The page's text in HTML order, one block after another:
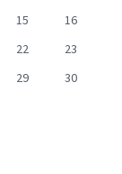
15
16
22
23
29
30